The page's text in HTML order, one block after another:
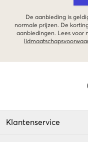
De aanbieding is
normale prijzen. De
aanbiedingen. Lees voor
Klantenservice